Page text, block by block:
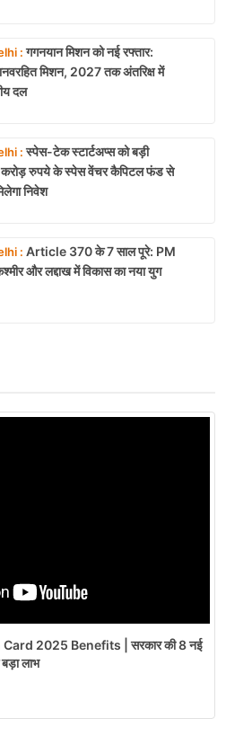
:गगनयान मिशन को नई रफ्तार:
मिशन, 2027 तक अंतरिक्ष में
दल
:स्पेस-टेक स्टार्टअप्स को बड़ी
रुपये के स्पेस वेंचर कैपिटल फंड से
निवेश
: Article 370 के 7 साल पूरे: PM
और लद्दाख में विकास का नया युग
2025 Benefits | सरकार की 8 नई
लाभ